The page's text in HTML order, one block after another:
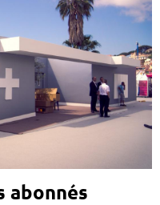
abonnés